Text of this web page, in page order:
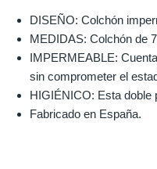
DISEÑO: Colchón
MEDIDAS: Colchón de
IMPERMEABLE:
sin comprometer el
HIGIÉNICO: Esta doble
Fabricado en España.